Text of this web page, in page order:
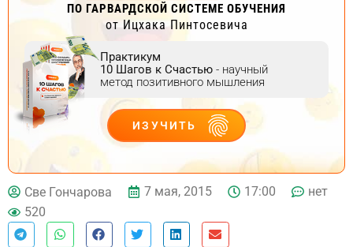
ПО ГАРВАРДСКОЙ СИСТЕМЕ ОБУЧЕНИЯ
от Ицхака Пинтосевича
Практикум
10 Шагов к Счастью - научный
метод позитивного мышления
ИЗУЧИТЬ
ДЕЙСТВУЙ
Све Гончарова 7 мая, 2015 17:00
нет
520